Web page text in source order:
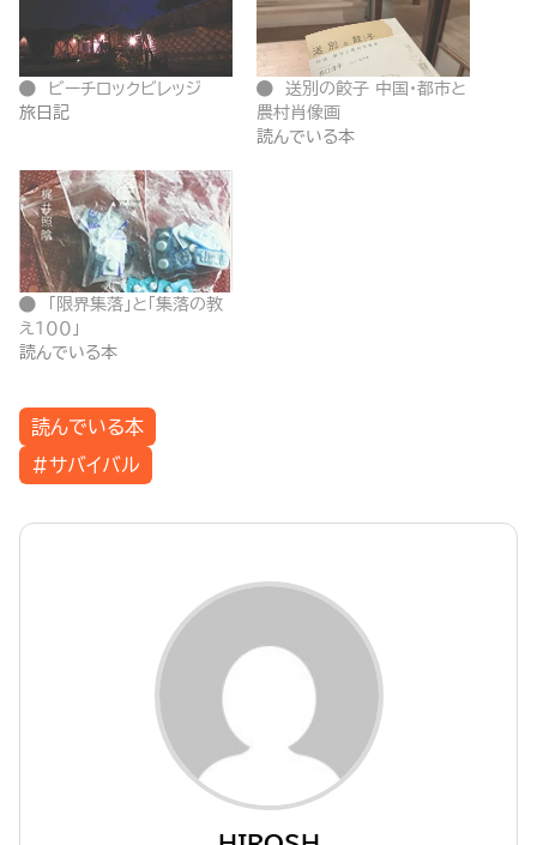
ビーチロックビレッジ
旅日記
送別の餃子 中国・都市と
農村肖像画
読んでいる本
「限界集落」と「集落の教
え１００」
読んでいる本
読んでいる本
#サバイバル